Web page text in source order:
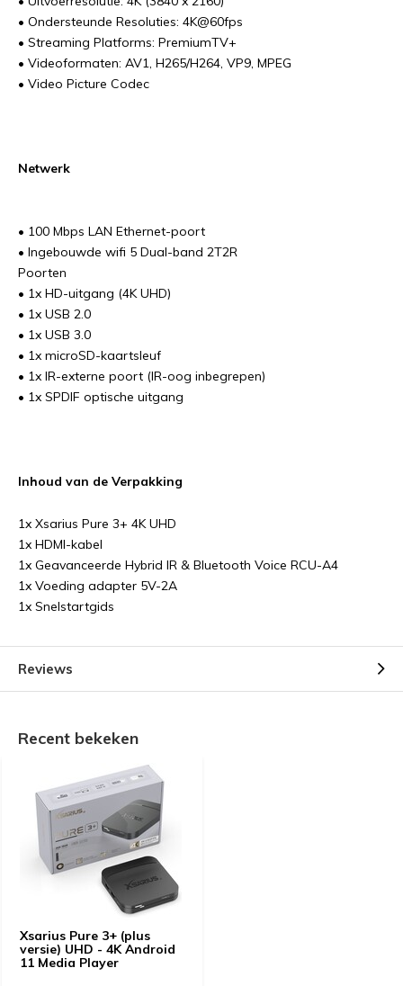
• Ondersteunde Resoluties: 4K@60fps
• Streaming Platforms: PremiumTV+
• Videoformaten: AV1, H265/H264, VP9, MPEG
• Video Picture Codec
Netwerk
• 100 Mbps LAN Ethernet-poort
• Ingebouwde wifi 5 Dual-band 2T2R
Poorten
• 1x HD-uitgang (4K UHD)
• 1x USB 2.0
• 1x USB 3.0
• 1x microSD-kaartsleuf
• 1x IR-externe poort (IR-oog inbegrepen)
• 1x SPDIF optische uitgang
Inhoud van de Verpakking
1x Xsarius Pure 3+ 4K UHD
1x HDMI-kabel
1x Geavanceerde Hybrid IR & Bluetooth Voice RCU-A4
1x Voeding adapter 5V-2A
1x Snelstartgids
Reviews
Recent bekeken
Xsarius Pure 3+ (plus
versie) UHD - 4K Android
11 Media Player